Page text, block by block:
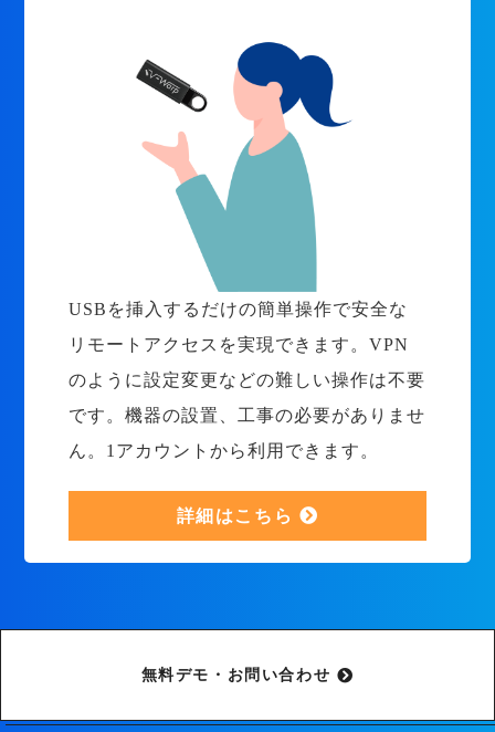
USBを挿入するだけの簡単操作で安全な
リモートアクセスを実現できます。VPN
のように設定変更などの難しい操作は不要
です。機器の設置、工事の必要がありませ
ん。1アカウントから利用できます。
詳細はこちら
無料デモ・お問い合わせ